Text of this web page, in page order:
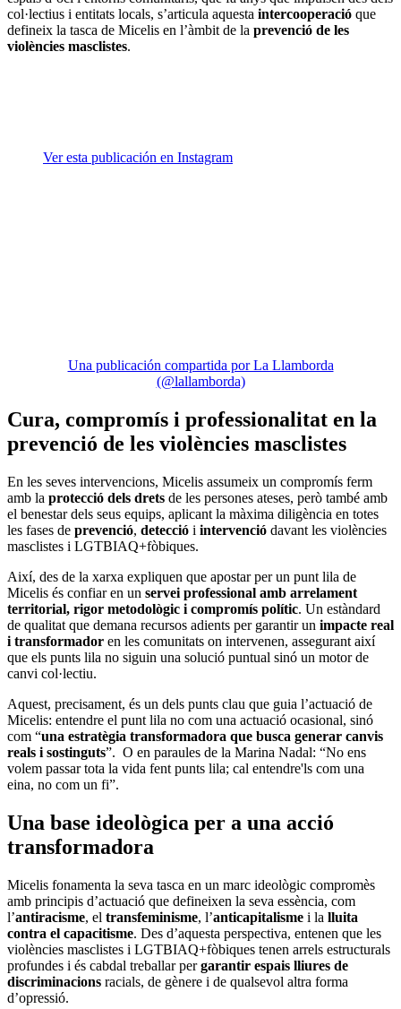
col·lectius i entitats locals, s’articula aquesta intercooperació que
defineix la tasca de Micelis en l’àmbit de la prevenció de les
violències masclistes.
Ver esta publicación en Instagram
Una publicación compartida por La Llamborda
(@lallamborda)
Cura, compromís i professionalitat en la
prevenció de les violències masclistes
En les seves intervencions, Micelis assumeix un compromís ferm
amb la protecció dels drets de les persones ateses, però també amb
el benestar dels seus equips, aplicant la màxima diligència en totes
les fases de prevenció, detecció i intervenció davant les violències
masclistes i LGTBIAQ+fòbiques.
Així, des de la xarxa expliquen que apostar per un punt lila de
Micelis és confiar en un servei professional amb arrelament
territorial, rigor metodològic i compromís polític. Un estàndard
de qualitat que demana recursos adients per garantir un impacte real
i transformador en les comunitats on intervenen, assegurant així
que els punts lila no siguin una solució puntual sinó un motor de
canvi col·lectiu.
Aquest, precisament, és un dels punts clau que guia l’actuació de
Micelis: entendre el punt lila no com una actuació ocasional, sinó
com “una estratègia transformadora que busca generar canvis
reals i sostinguts”. O en paraules de la Marina Nadal: “No ens
volem passar tota la vida fent punts lila; cal entendre'ls com una
eina, no com un fi”.
Una base ideològica per a una acció
transformadora
Micelis fonamenta la seva tasca en un marc ideològic compromès
amb principis d’actuació que defineixen la seva essència, com
l’antiracisme, el transfeminisme, l’anticapitalisme i la lluita
contra el capacitisme. Des d’aquesta perspectiva, entenen que les
violències masclistes i LGTBIAQ+fòbiques tenen arrels estructurals
profundes i és cabdal treballar pergarantir espais lliures de
discriminacions racials, de gènere i de qualsevol altra forma
d’opressió.